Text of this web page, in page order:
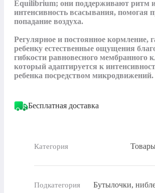
Equilibrium; они поддерживают ритм
интенсивность всасывания, помогая
попадание воздуха.
Регулярное и постоянное кормление,
ребенку естественные ощущения
гибкости равновесного мембранного
который адаптируется к
ребенка посредством микродвижений.
Бесплатная доставка
Категория
Подкатегория Бутылочки,